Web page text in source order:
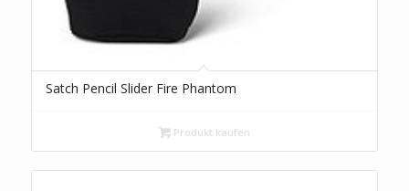
Satch Pencil Slider Fire Phantom
Produkt kaufen